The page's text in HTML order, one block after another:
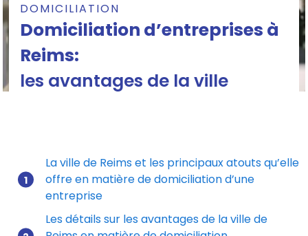
DOMICILIATION
Domiciliation d’entreprises à
Reims:
les avantages de la ville
Mis à jour le 15/07/2026
La ville de Reims et les principaux atouts qu’elle
offre en matière de domiciliation d’une
entreprise
Les détails sur les avantages de la ville de